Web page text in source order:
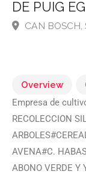
DE PUIG
Overview
Empresa de
RECOLECCION
AVENA#C.
ABONO VERDE Y